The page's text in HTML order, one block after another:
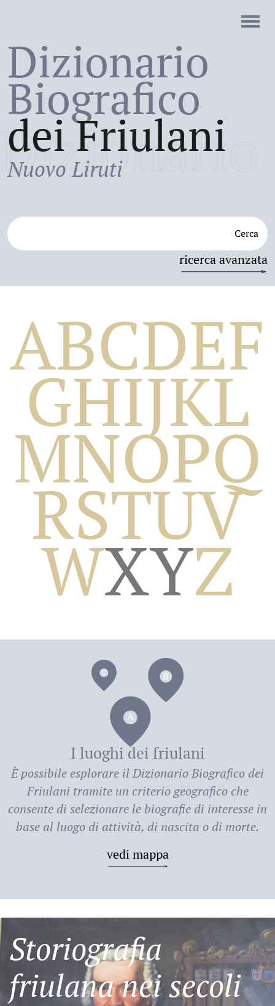
Dizionario
Biografico
dei Friulani
Nuovo Liruti
Cerca
ricerca avanzata
Dizionario
Biografico
dei
ABCDEF
GHIJKL
MNOPQ
RSTUV
WXYZ
I luoghi dei friulani
È possibile esplorare ilDizionario Biografico dei
Friulani tramite un criterio geografico che
consente di selezionare le biografie di interesse in
base al luogo di attività, di nascita o di morte.
vedi mappa
Storiografia
friulana nei secoli